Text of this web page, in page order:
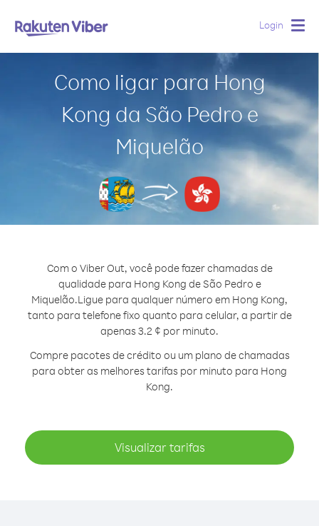
Login
Como ligar para Hong
Kong da São Pedro e
Miquelão
Com o Viber Out, você pode fazer chamadas de
qualidade para Hong Kong de São Pedro e
Miquelão.Ligue para qualquer número em Hong Kong,
tanto para telefone fixo quanto para celular, a partir de
apenas 3.2 ¢ por minuto.
Compre pacotes de crédito ou um plano de chamadas
para obter as melhores tarifas por minuto para Hong
Kong.
Visualizar tarifas